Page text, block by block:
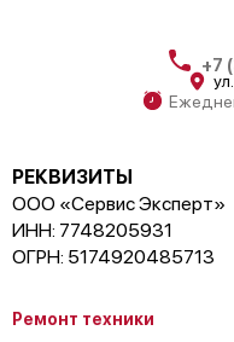
+7
РЕКВИЗИТЫ
ООО «Сервис Эксперт»
ИНН: 7748205931
ОГРН: 5174920485713
Ремонт техники